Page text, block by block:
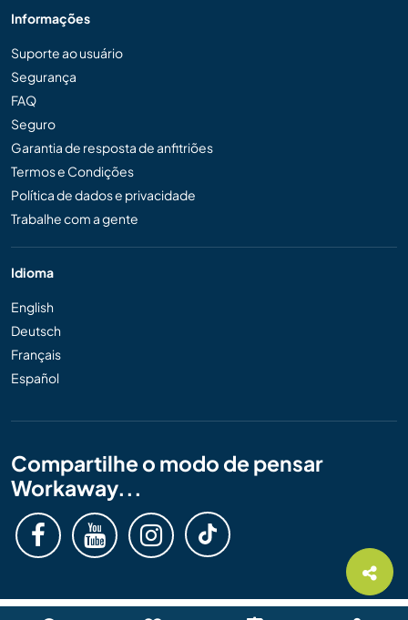
Informações
Suporte ao usuário
Segurança
FAQ
Seguro
Garantia de resposta de anfitriões
Termos e Condições
Política de dados e privacidade
Trabalhe com a gente
Idioma
English
Deutsch
Français
Español
Compartilhe o modo de pensar
Workaway...